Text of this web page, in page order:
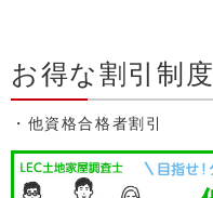
お得な割引制度
・他資格合格者割引